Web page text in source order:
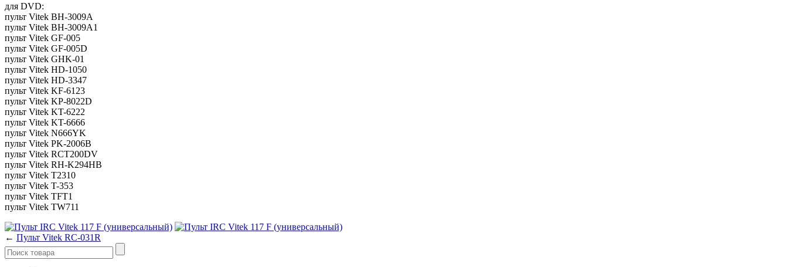
для DVD:
пульт Vitek BH-3009A
пульт Vitek BH-3009A1
пульт Vitek GF-005
пульт Vitek GF-005D
пульт Vitek GHK-01
пульт Vitek HD-1050
пульт Vitek HD-3347
пульт Vitek KF-6123
пульт Vitek KP-8022D
пульт Vitek KT-6222
пульт Vitek KT-6666
пульт Vitek N666YK
пульт Vitek PK-2006B
пульт Vitek RCT200DV
пульт Vitek RH-K294HB
пульт Vitek T2310
пульт Vitek T-353
пульт Vitek TFT1
пульт Vitek TW711
← Пульт Vitek RC-031R